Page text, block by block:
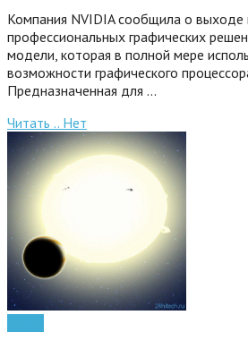
Компания NVIDIA сообщила о выходе
профессиональных графических
модели, которая в полной мере
возможности графического
Предназначенная для …
Читать .. Нет